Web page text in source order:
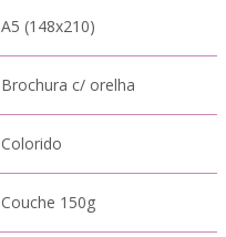
A5 (148x210)
Brochura c/ orelha
Colorido
Couche 150g